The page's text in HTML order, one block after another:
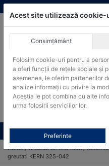
Skip
to
Produsele pot fi
Products
search
Toate produsele
Home/Greutati de test Kern/Seturi
greutati KERN 325-042
Acest site utilizează cookie-
Consimțământ
Folosim cookie-uri pentru a
a oferi funcții de rețele sociale și
asemenea, le oferim partenerilor
analize informații cu privire la
Aceștia le pot combina cu alte
urma folosirii serviciilor lor.
Preferinte